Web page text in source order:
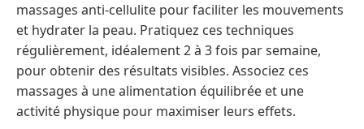
massages anti-cellulite pour faciliter les mouvements
et hydrater la peau. Pratiquez ces techniques
régulièrement, idéalement 2 à 3 fois par semaine,
pour obtenir des résultats visibles. Associez ces
massages à une alimentation équilibrée et une
activité physique pour maximiser leurs effets.